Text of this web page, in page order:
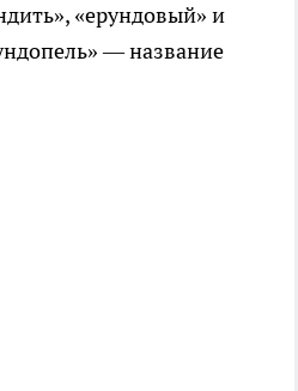
«ерундовый» и
— название